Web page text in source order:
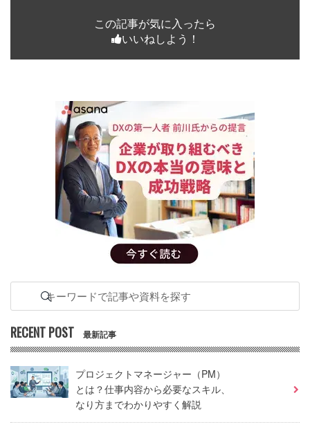
この記事が気に入ったら
いいねしよう！
RECENT POST 最新記事
プロジェクトマネージャー（PM）
とは？仕事内容から必要なスキル、
なり方までわかりやすく解説